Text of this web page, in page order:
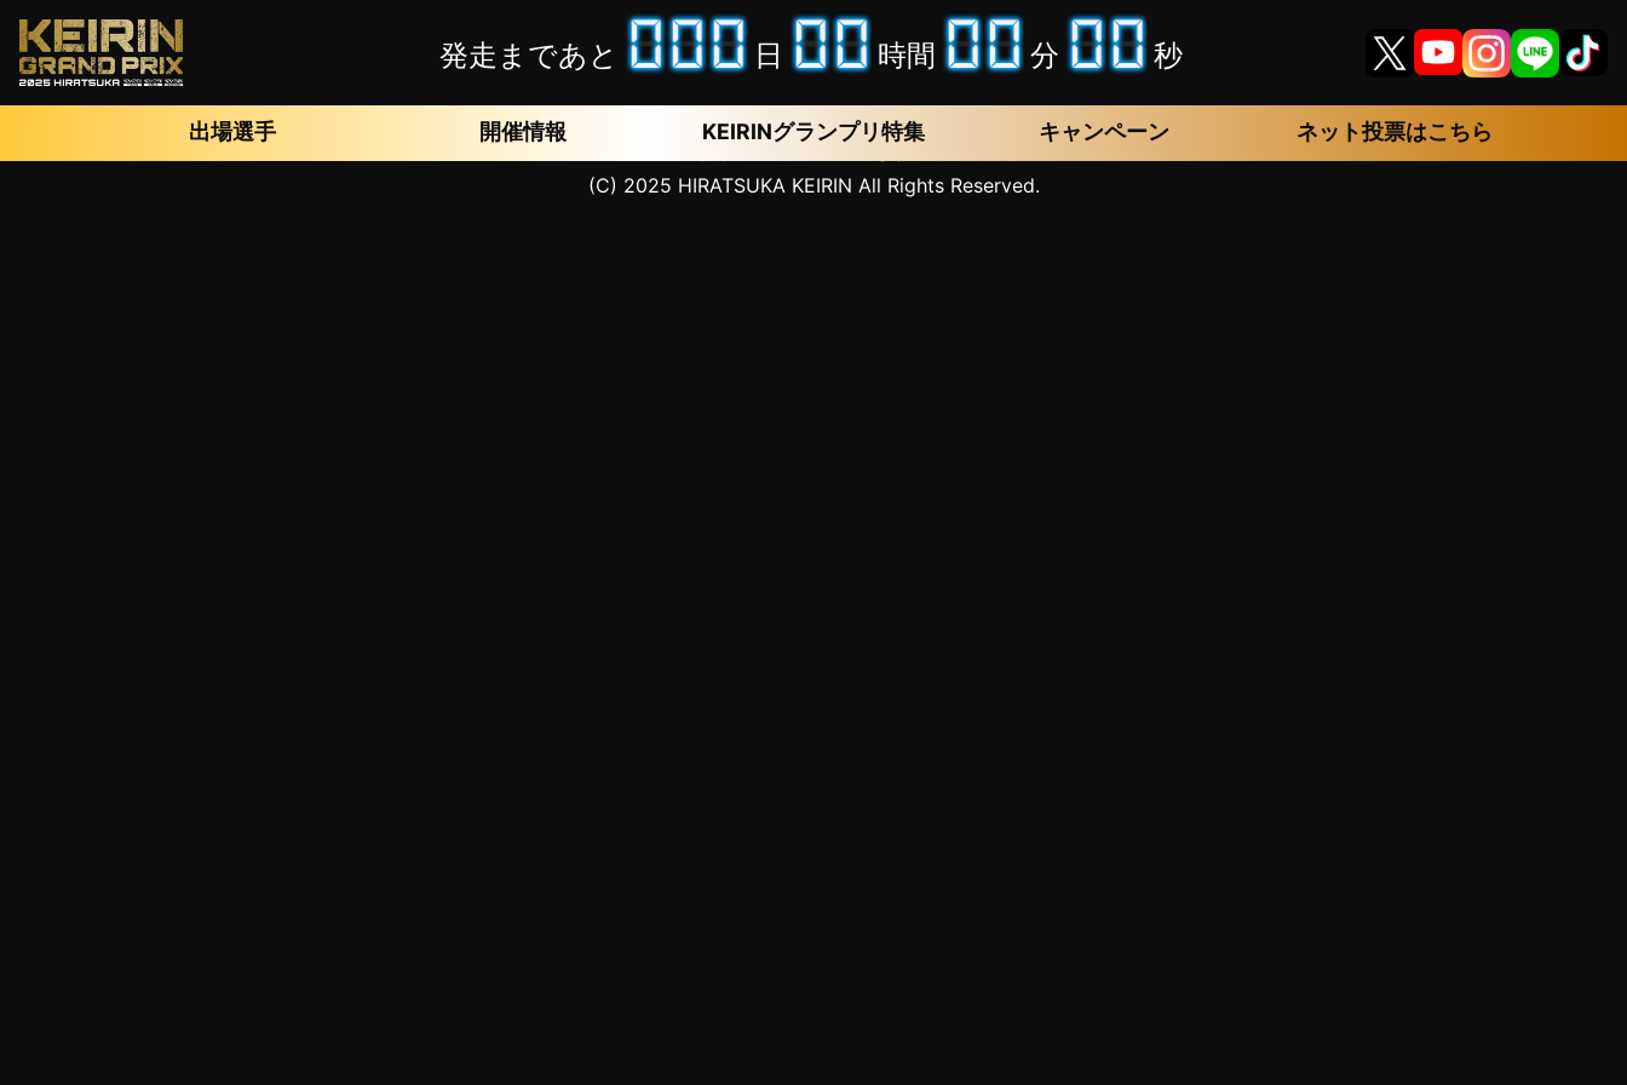
発走まであと 日 時間 分 秒
出場選手 開催情報 KEIRINグランプリ特集 キャンペーン ネット投票はこちら
ガールズグランプリ2025をみんなで予想しよう
(C) 2025 HIRATSUKA KEIRIN All Rights Reserved.